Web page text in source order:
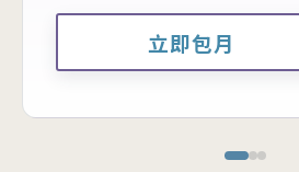
立即包月